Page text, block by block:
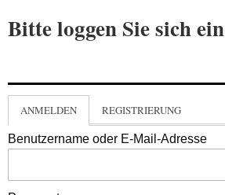
Bitte loggen Sie sich ein
ANMELDEN REGISTRIERUNG
Benutzername oder E-Mail-Adresse